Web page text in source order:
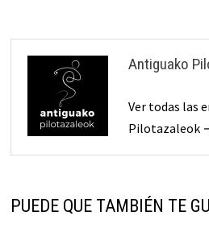
Antiguako
Ver todas las
Pilotazaleok
PUEDE QUE TAMBIÉN TE